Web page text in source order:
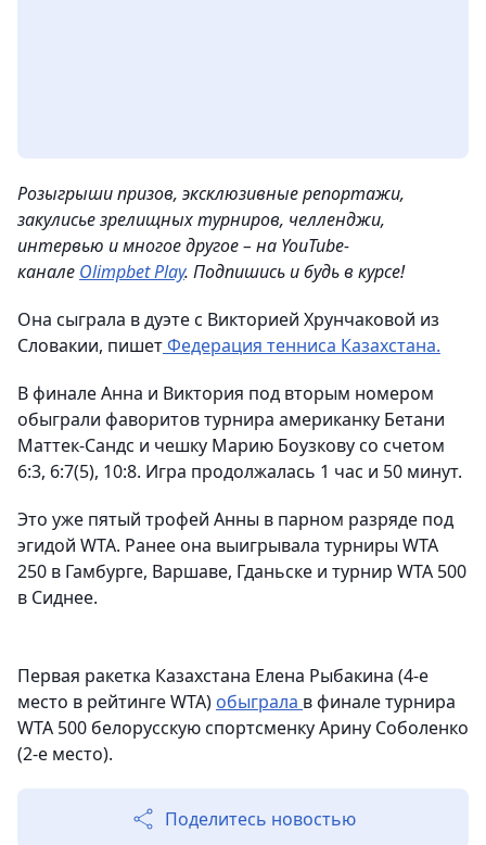
Розыгрыши призов, эксклюзивные репортажи,
закулисье зрелищных турниров, челленджи,
интервью и многое другое – на YouTube-
канале Olimpbet Play. Подпишись и будь в курсе!
Она сыграла в дуэте с Викторией Хрунчаковой из
Словакии, пишетФедерация тенниса Казахстана.
В финале Анна и Виктория под вторым номером
обыграли фаворитов турнира американку Бетани
Маттек-Сандс и чешку Марию Боузкову со счетом
6:3, 6:7(5), 10:8. Игра продолжалась 1 час и 50 минут.
Это уже пятый трофей Анны в парном разряде под
эгидой WTA. Ранее она выигрывала турниры WTA
250 в Гамбурге, Варшаве, Гданьске и турнир WTA 500
в Сиднее.
Первая ракетка Казахстана Елена Рыбакина (4-е
место в рейтинге WTA) обыграла в финале турнира
WTA 500 белорусскую спортсменку Арину Соболенко
(2-е место).
Поделитесь новостью